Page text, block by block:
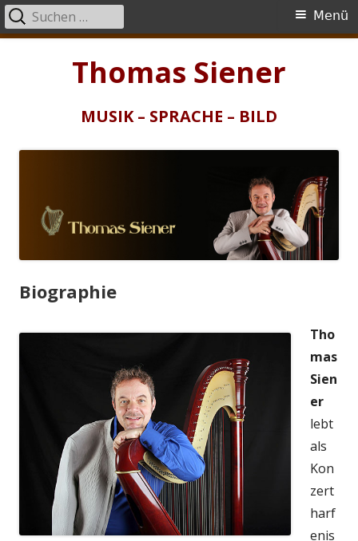
Thomas Siener
MUSIK – SPRACHE – BILD
Primäres
Menü
Suchen
nach:
Biographie
Tho
mas
Sien
er
lebt
als
Kon
zert
harf
enis